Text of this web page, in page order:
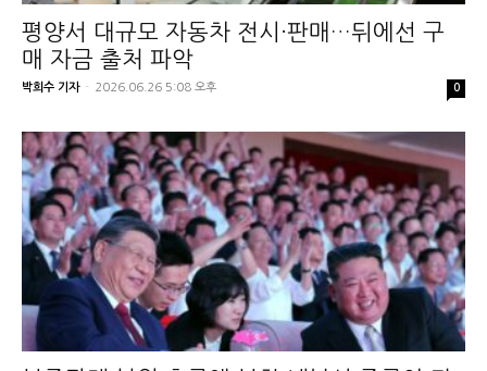
평양서 대규모 자동차 전시·판매…뒤에선 구
매 자금 출처 파악
박희수 기자 - 2026.06.26 5:08 오후 0